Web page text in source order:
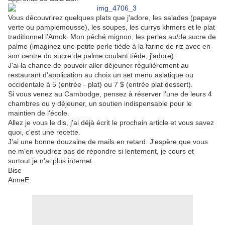
Vous découvrirez quelques plats que j'adore, les salades (papaye
verte ou pamplemousse), les soupes, les currys khmers et le plat
traditionnel l'Amok. Mon péché mignon, les perles au/de sucre de
palme (imaginez une petite perle tiède à la farine de riz avec en
son centre du sucre de palme coulant tiède, j'adore).
J'ai la chance de pouvoir aller déjeuner régulièrement au
restaurant d'application au choix un set menu asiatique ou
occidentale à 5 (entrée - plat) ou 7 $ (entrée plat dessert).
Si vous venez au Cambodge, pensez à réserver l'une de leurs 4
chambres ou y déjeuner, un soutien indispensable pour le
maintien de l'école.
Allez je vous le dis, j'ai déjà écrit le prochain article et vous savez
quoi, c'est une recette.
J'ai une bonne douzaine de mails en retard. J'espère que vous
ne m'en voudrez pas de répondre si lentement, je cours et
surtout je n'ai plus internet.
Bise
AnneE